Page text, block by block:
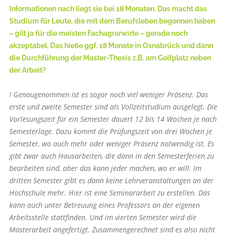
Informationen nach liegt sie bei 18 Monaten. Das macht das
Studium für Leute, die mit dem Berufsleben begonnen haben
– gilt ja für die meisten Fachagrarwirte – gerade noch
akzeptabel. Das hieße ggf. 18 Monate in Osnabrück und dann
die Durchführung der Master-Thesis z.B. am Golfplatz neben
der Arbeit?
! Genaugenommen ist es sogar noch viel weniger Präsenz. Das
erste und zweite Semester sind als Vollzeitstudium ausgelegt. Die
Vorlesungszeit für ein Semester dauert 12 bis 14 Wochen je nach
Semesterlage. Dazu kommt die Prüfungszeit von drei Wochen je
Semester, wo auch mehr oder weniger Präsenz notwendig ist. Es
gibt zwar auch Hausarbeiten, die dann in den Semesterferien zu
bearbeiten sind, aber das kann jeder machen, wo er will. Im
dritten Semester gibt es dann keine Lehrveranstaltungen an der
Hochschule mehr. Hier ist eine Seminararbeit zu erstellen. Das
kann auch unter Betreuung eines Professors an der eigenen
Arbeitsstelle stattfinden. Und im vierten Semester wird die
Masterarbeit angefertigt. Zusammengerechnet sind es also nicht